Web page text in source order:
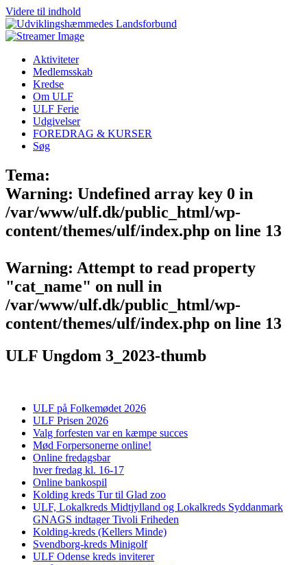
Videre til indhold
Aktiviteter
Medlemsskab
Kredse
Om ULF
ULF Ferie
Udgivelser
FOREDRAG & KURSER
Søg
Tema:
Warning: Undefined array key 0 in
/var/www/ulf.dk/public_html/wp-
content/themes/ulf/index.php on line 13
Warning: Attempt to read property
"cat_name" on null in
/var/www/ulf.dk/public_html/wp-
content/themes/ulf/index.php on line 13
ULF Ungdom 3_2023-thumb
ULF på Folkemødet 2026
ULF Prisen 2026
Valg forfesten var en kæmpe succes
Mød Forpersonerne online!
Online fredagsbar
hver fredag kl. 16-17
Online bankospil
Kolding kreds Tur til Glad zoo
ULF, Lokalkreds Midtjylland og Lokalkreds Syddanmark
GNAGS indtager Tivoli Friheden
Kolding-kreds (Kellers Minde)
Svendborg-kreds Minigolf
ULF Odense kreds inviterer